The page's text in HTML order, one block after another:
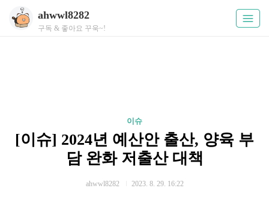
ahwwl8282
구독 & 좋아요 꾸욱~!
이슈
[이슈] 2024년 예산안 출산, 양육 부
담 완화 저출산 대책
ahwwl8282 2023. 8. 29. 16:22